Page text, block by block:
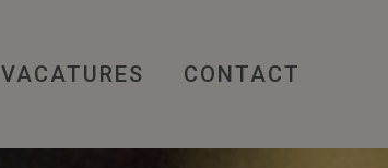
VACATURES CONTACT